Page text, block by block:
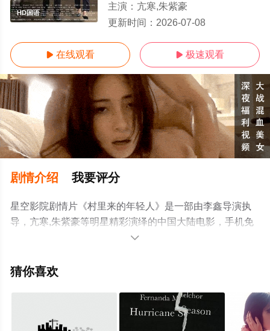
HD国语
主演： 亢寒,朱紫豪
更新时间： 2026-07-08
 在线观看  极速观看
剧情介绍 我要评分
星空影院剧情片《村里来的年轻人》是一部由李鑫导演执
导，亢寒,朱紫豪等明星精彩演绎的中国大陆电影，手机免
费观看高清无删减完整版电影大全就上星空影视，更多相

猜你喜欢